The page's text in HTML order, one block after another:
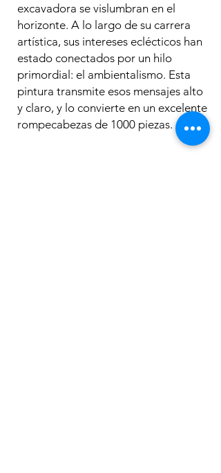
excavadora se vislumbran en el
horizonte. A lo largo de su carrera
artística, sus intereses eclécticos han
estado conectados por un hilo
primordial: el ambientalismo. Esta
pintura transmite esos mensajes alto
y claro, y lo convierte en un excelente
rompecabezas de 1000 piezas.